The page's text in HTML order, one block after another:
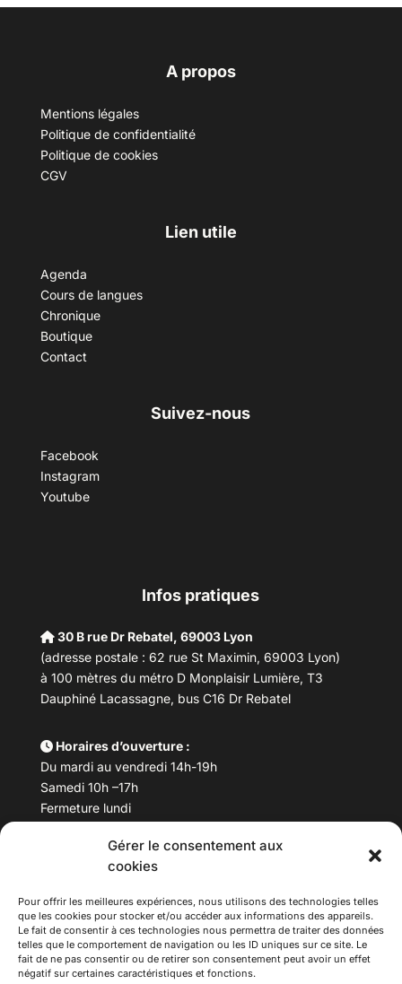
Gérer le consentement aux
cookies
Pour offrir les meilleures expériences, nous utilisons des technologies telles
que les cookies pour stocker et/ou accéder aux informations des appareils.
Le fait de consentir à ces technologies nous permettra de traiter des données
telles que le comportement de navigation ou les ID uniques sur ce site. Le
fait de ne pas consentir ou de retirer son consentement peut avoir un effet
négatif sur certaines caractéristiques et fonctions.
A propos
Mentions légales
Politique de confidentialité
Politique de cookies
CGV
Lien utile
Agenda
Cours de langues
Chronique
Boutique
Contact
Suivez-nous
Facebook
Instagram
Youtube
Infos pratiques
30 B rue Dr Rebatel, 69003 Lyon
(adresse postale : 62 rue St Maximin, 69003 Lyon)
à 100 mètres du métro D Monplaisir Lumière, T3
Dauphiné Lacassagne, bus C16 Dr Rebatel
Horaires d’ouverture :
Du mardi au vendredi 14h-19h
Samedi 10h –17h
Fermeture lundi
Téléphone : 04 78 53 06 40
maisondesculturesasiatiques@asiexpo.com